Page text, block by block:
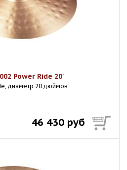
Power Ride 20'
диаметр 20 дюймов
46 430 руб